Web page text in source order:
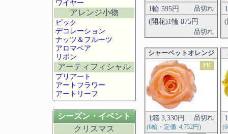
1輪 595円 品切れ
(開花)1輪 875円
品切れ
(
シャーベットオレンジ
FE
1箱 3,330円 品切れ
(6輪・定価: 4,752円)
ワイヤー
アレンジ小物
ピック
デコレーション
ナッツ＆フルーツ
アロマベア
リボン
アーティフィシャル
プリアート
アートフラワー
アートリーフ
シーズン・イベント
クリスマス